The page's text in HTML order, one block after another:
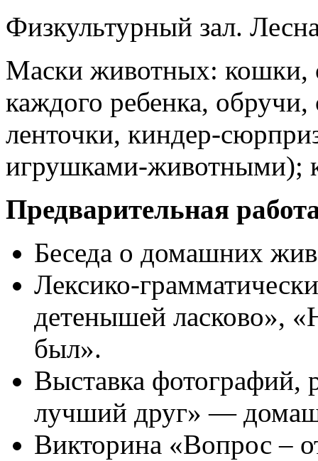
Физкультурный зал.
Маски животных: кошки,
каждого ребенка,
ленточки, киндер-
игрушками-животными);
Предварительная
Беседа о домашних
Лексико-
детенышей ласково»,
был».
Выставка фотографий,
лучший друг» —
Викторина «Вопрос –